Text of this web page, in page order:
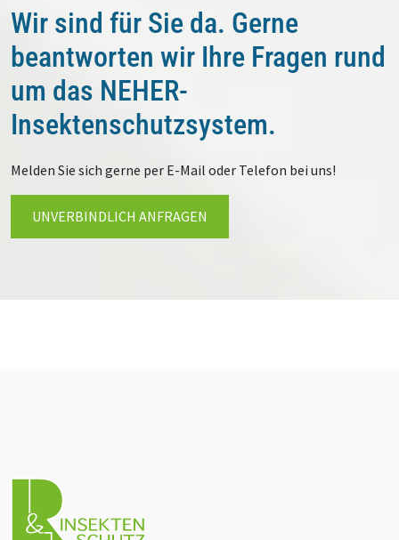
Wir sind für Sie da. Gerne
beantworten wir Ihre Fragen rund
um das NEHER-
Insektenschutzsystem.
Melden Sie sich gerne per E-Mail oder Telefon bei uns!
UNVERBINDLICH ANFRAGEN